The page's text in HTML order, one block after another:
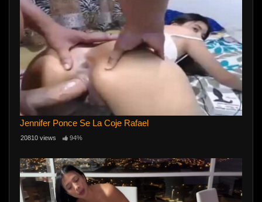
Jennifer Ponce Se La Coje Rafael
20810 views 94%